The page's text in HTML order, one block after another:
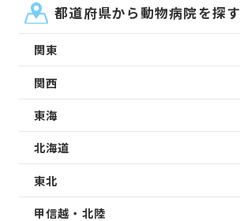
都道府県から動物病院を探す
関東
関西
東海
北海道
東北
甲信越・北陸